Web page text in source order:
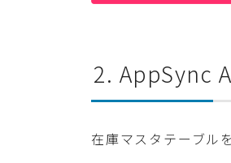
2. AppSync
在庫マスタテーブル